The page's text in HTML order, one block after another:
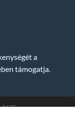
a
támogatja.
ÁSZF